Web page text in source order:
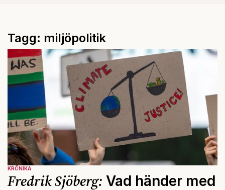
Tagg: miljöpolitik
KRÖNIKA
Fredrik Sjöberg: Vad händer med